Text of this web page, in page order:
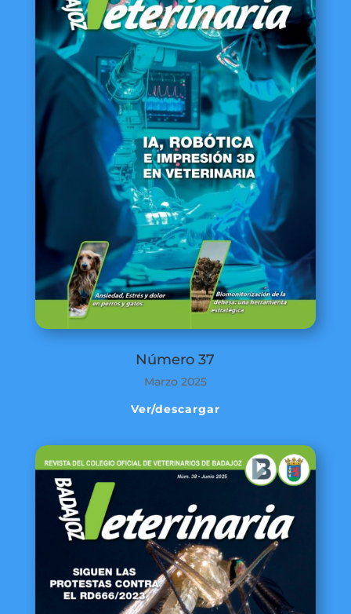
Número 37
Marzo 2025
Ver/descargar